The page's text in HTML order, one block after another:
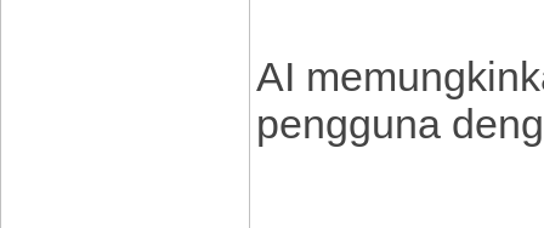
AI
pengguna